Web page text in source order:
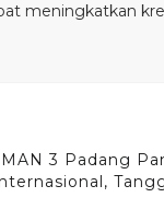
meningkatkan
3 Padang